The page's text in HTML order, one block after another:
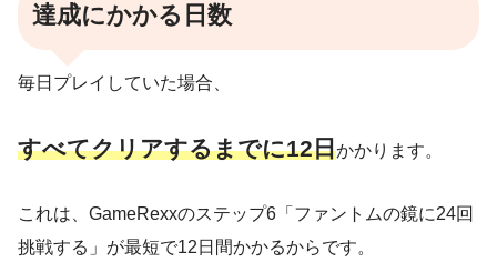
達成にかかる日数
毎日プレイしていた場合、
すべてクリアするまでに12日かかります。
これは、GameRexxのステップ6「ファントムの鏡に24回
挑戦する」が最短で12日間かかるからです。